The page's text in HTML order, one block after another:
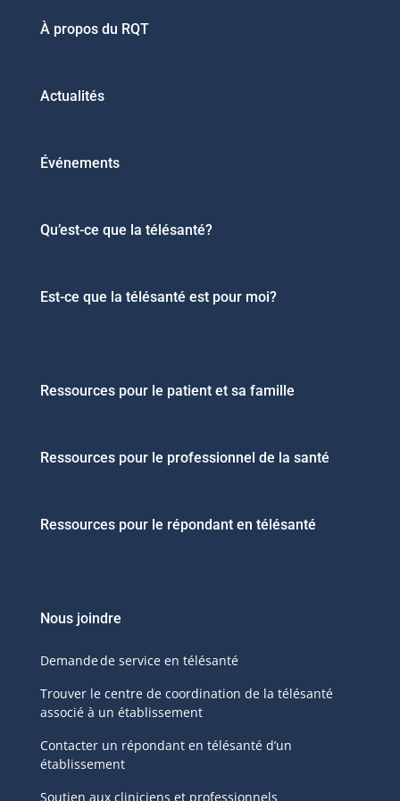
À propos du RQT
Actualités
Événements
Qu’est-ce que la télésanté?
Est-ce que la télésanté est pour moi?
Ressources pour le patient et sa famille
Ressources pour le professionnel de la santé
Ressources pour le répondant en télésanté
Nous joindre
Demande de service en télésanté
Trouver le centre de coordination de la télésanté
associé à un établissement
Contacter un répondant en télésanté d’un
établissement
Soutien aux cliniciens et professionnels